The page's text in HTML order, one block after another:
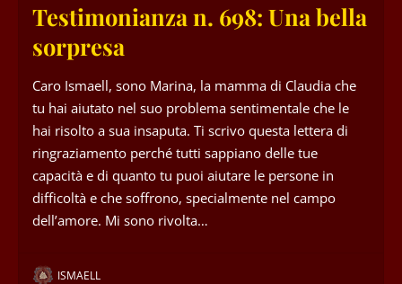
Testimonianza n. 698: Una bella
sorpresa
Caro Ismaell, sono Marina, la mamma di Claudia che
tu hai aiutato nel suo problema sentimentale che le
hai risolto a sua insaputa. Ti scrivo questa lettera di
ringraziamento perché tutti sappiano delle tue
capacità e di quanto tu puoi aiutare le persone in
difficoltà e che soffrono, specialmente nel campo
dell’amore. Mi sono rivolta…
ISMAELL